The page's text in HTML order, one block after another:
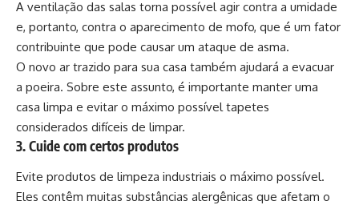
A ventilação das salas torna possível agir contra a umidade
e, portanto, contra o aparecimento de mofo, que é um fator
contribuinte que pode causar um ataque de asma.
O novo ar trazido para sua casa também ajudará a evacuar
a poeira. Sobre este assunto, é importante manter uma
casa limpa e evitar o máximo possível tapetes
considerados difíceis de limpar.
3. Cuide com certos produtos
Evite produtos de limpeza industriais o máximo possível.
Eles contêm muitas substâncias alergênicas que afetam o